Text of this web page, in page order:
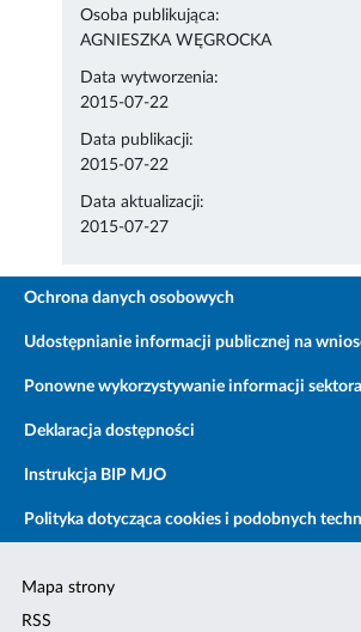
Osoba publikująca:
AGNIESZKA WĘGROCKA
Data wytworzenia:
2015-07-22
Data publikacji:
2015-07-22
Data aktualizacji:
2015-07-27
Ochrona danych osobowych
Udostępnianie informacji publicznej na
Ponowne wykorzystywanie informacji
Deklaracja dostępności
Instrukcja BIP MJO
Polityka dotycząca cookies i podobnych
Mapa strony
RSS